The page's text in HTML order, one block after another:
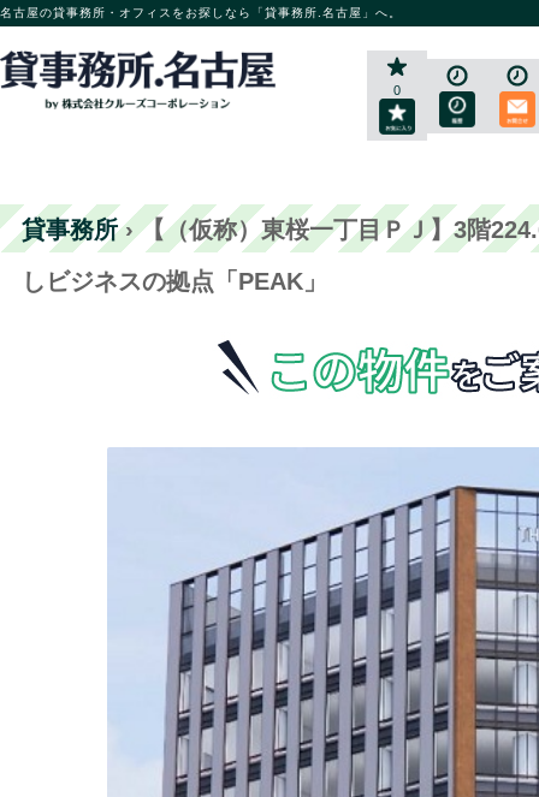
名古屋の貸事務所・オフィスをお探しなら「貸事務所.名古屋」へ。
0
貸事務所›【（仮称）東桜一丁目ＰＪ】3階
しビジネスの拠点「PEAK」